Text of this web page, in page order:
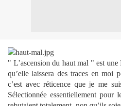
" L’ascension du haut mal " est
qu’elle laissera des traces en moi
c’est avec réticence que je me
Sélectionnée essentiellement pour